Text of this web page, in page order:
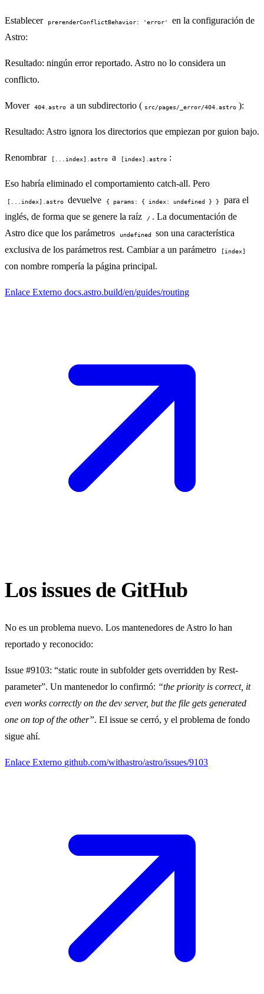
Establecer prerenderConflictBehavior: 'error'
en la configuración de
Astro:
Resultado: ningún error reportado. Astro no lo considera un
conflicto.
Mover 404.astro a un subdirectorio ( src/pages/_error/404.astro ):
Resultado: Astro ignora los directorios que empiezan por guion bajo.
Renombrar [...index].astro a [index].astro :
Eso habría eliminado el comportamiento catch-all. Pero
[...index].astro devuelve { params: { index: undefined } }
para el
inglés, de forma que se genere la raíz
/ . La documentación de
Astro dice que los parámetros
undefined
son una característica
exclusiva de los parámetros rest. Cambiar a un parámetro
[index]
con nombre rompería la página principal.
Enlace Externo docs.astro.build/en/guides/routing
Los issues de GitHub
No es un problema nuevo. Los mantenedores de Astro lo han
reportado y reconocido:
Issue #9103: “static route in subfolder gets overridden by Rest-
parameter”. Un mantenedor lo confirmó: “the priority is correct, it
even works correctly on the dev server, but the file gets generated
one on top of the other”. El issue se cerró, y el problema de fondo
sigue ahí.
Enlace Externo github.com/withastro/astro/issues/9103